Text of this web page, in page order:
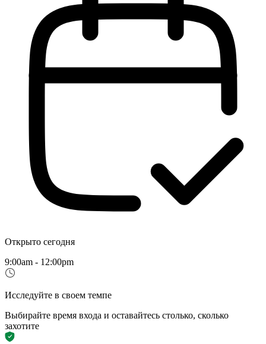
Открыто сегодня
9:00am - 12:00pm
Исследуйте в своем темпе
Выбирайте время входа и оставайтесь столько, сколько
захотите